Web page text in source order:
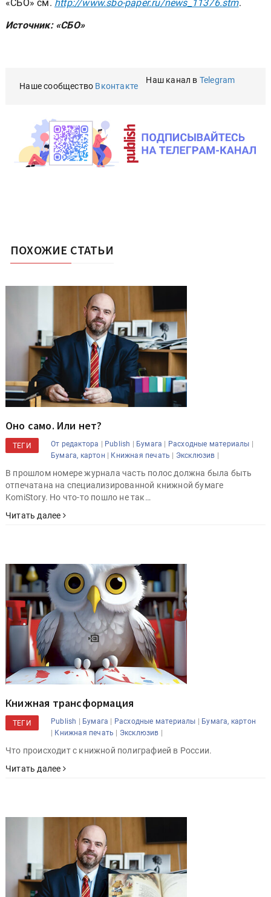
«СБО» см. http://www.sbo-paper.ru/news_11376.stm.
Источник: «СБО»
Наше сообщество Вконтакте
Наш канал в Telegram
ПОХОЖИЕ СТАТЬИ
Оно само. Или нет?
ТЕГИ От редактора | Publish | Бумага | Расходные материалы |
Бумага, картон | Книжная печать | Эксклюзив |
В прошлом номере журнала часть полос должна была быть
отпечатана на специализированной книжной бумаге
KomiStory. Но что-то пошло не так…
Читать далее
Книжная трансформация
ТЕГИ Publish | Бумага | Расходные материалы | Бумага, картон
| Книжная печать | Эксклюзив |
Что происходит с книжной полиграфией в России.
Читать далее